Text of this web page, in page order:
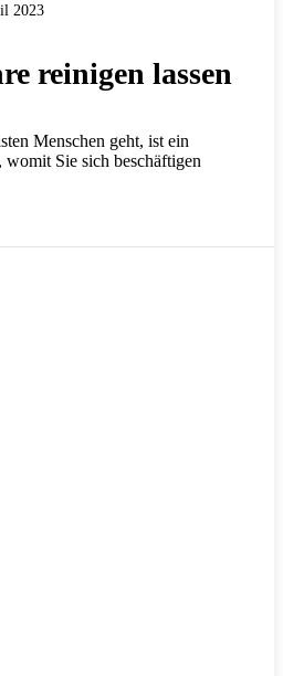
2023
reinigen lassen
Menschen geht, ist ein
Sie sich beschäftigen